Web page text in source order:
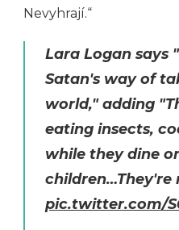
Nevyhrají.“
Lara Logan says
Satan's way of
world," adding
eating insects,
while they dine
pic.twitter.com/